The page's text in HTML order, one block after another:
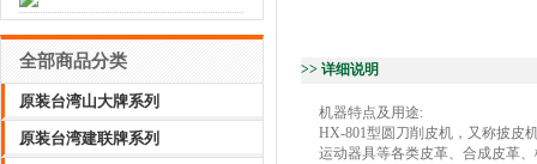
全部商品分类
原装台湾山大牌系列
原装台湾建联牌系列
>> 详细说明
机器特点及用途:
HX-801型圆刀削皮机，又称披皮
运动器具等各类皮革、合成皮革